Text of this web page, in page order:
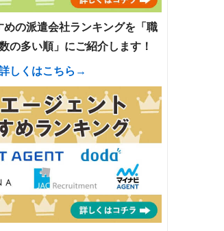
めの派遣会社ランキングを「職
の多い順」にご紹介します！
しくはこちら→